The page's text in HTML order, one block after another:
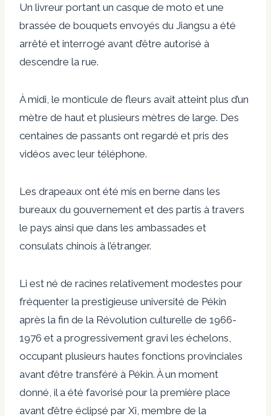
Un livreur portant un casque de moto et une
brassée de bouquets envoyés du Jiangsu a été
arrêté et interrogé avant d’être autorisé à
descendre la rue.
À midi, le monticule de fleurs avait atteint plus d’un
mètre de haut et plusieurs mètres de large. Des
centaines de passants ont regardé et pris des
vidéos avec leur téléphone.
Les drapeaux ont été mis en berne dans les
bureaux du gouvernement et des partis à travers
le pays ainsi que dans les ambassades et
consulats chinois à l’étranger.
Li est né de racines relativement modestes pour
fréquenter la prestigieuse université de Pékin
après la fin de la Révolution culturelle de 1966-
1976 et a progressivement gravi les échelons,
occupant plusieurs hautes fonctions provinciales
avant d’être transféré à Pékin. À un moment
donné, il a été favorisé pour la première place
avant d’être éclipsé par Xi, membre de la